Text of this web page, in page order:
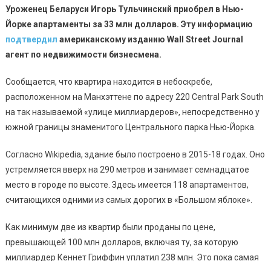
Уроженец Беларуси Игорь Тульчинский приобрел в Нью-
Йорке апартаменты за 33 млн долларов. Эту информацию
подтвердил американскому изданию Wall StreetJournal
агент по недвижимости бизнесмена.
Сообщается, что квартира находится в небоскребе,
расположенном на Манхэттене по адресу 220 Central Park South
на так называемой «улице миллиардеров», непосредственно у
южной границы знаменитого Центрального парка Нью-Йорка.
Согласно Wikipedia, здание было построено в 2015-18 годах. Оно
устремляется вверх на 290 метров и занимает семнадцатое
место в городе по высоте. Здесь имеется 118 апартаментов,
считающихся одними из самых дорогих в «Большом яблоке».
Как минимум две из квартир были проданы по цене,
превышающей 100 млн долларов, включая ту, за которую
миллиардер Кеннет Гриффин уплатил 238 млн. Это пока самая